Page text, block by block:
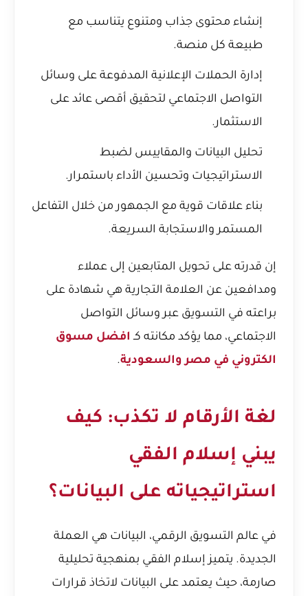
إنشاء محتوى جذاب ومتنوع يتناسب مع
طبيعة كل منصة.
إدارة الحملات الإعلانية المدفوعة على وسائل
التواصل الاجتماعي لتحقيق أقصى عائد على
الاستثمار.
تحليل البيانات والمقاييس لضبط
الاستراتيجيات وتحسين الأداء باستمرار.
بناء علاقات قوية مع الجمهور من خلال التفاعل
المستمر والاستجابة السريعة.
إن قدرته على تحويل المتابعين إلى عملاء
ومدافعين عن العلامة التجارية هي شهادة على
براعته في التسويق عبر وسائل التواصل
الاجتماعي، مما يؤكد مكانته كـ افضل مسوق
الكتروني في مصر والسعودية.
لغة الأرقام لا تكذب: كيف
يبني إسلام الفقي
استراتيجياته على البيانات؟
في عالم التسويق الرقمي، البيانات هي العملة
الجديدة. يتميز إسلام الفقي بمنهجية تحليلية
صارمة، حيث يعتمد على البيانات لاتخاذ قرارات